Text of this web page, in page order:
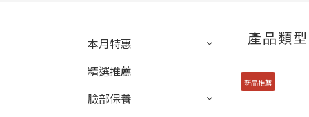
本月特惠
精選推薦
臉部保養
產品類型
新品推薦